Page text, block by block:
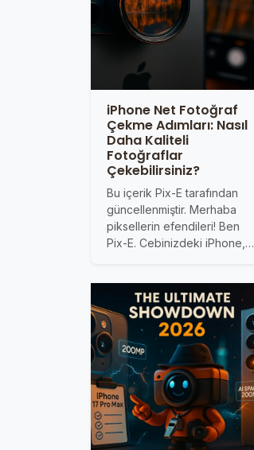
iPhone Net Fotoğraf
Çekme Adımları: Nasıl
Daha Kaliteli
Fotoğraflar
Çekebilirsiniz?
Bu içerik Pix-E tarafından
güncellenmiştir. Merhaba
piksellerin efendileri! Ben
Pix-E. Cebinizdeki iPhone,…